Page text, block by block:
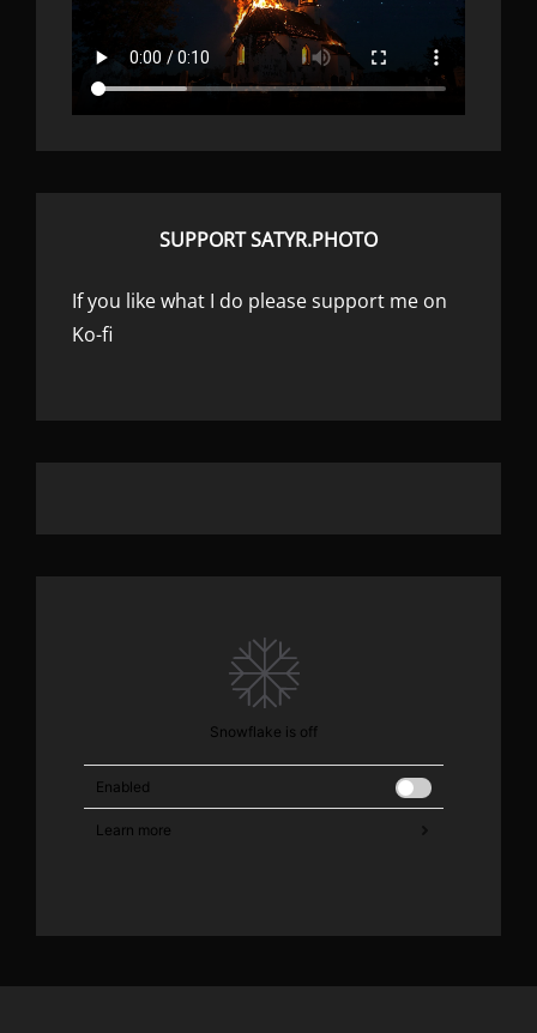
SUPPORT SATYR.PHOTO
If you like what I do please support me on
Ko-fi